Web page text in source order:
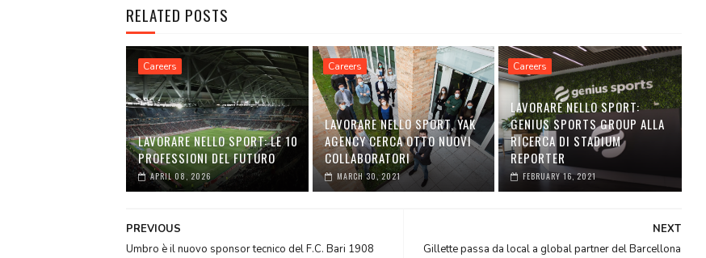
RELATED POSTS
Careers
LAVORARE NELLO SPORT: LE 10
PROFESSIONI DEL FUTURO
APRIL 08, 2026
Careers
LAVORARE NELLO SPORT, YAK
AGENCY CERCA OTTO NUOVI
COLLABORATORI
MARCH 30, 2021
Careers
LAVORARE NELLO SPORT:
GENIUS SPORTS GROUP ALLA
RICERCA DI STADIUM
REPORTER
FEBRUARY 16, 2021
NEXT
Gillette passa da local a global partner del Barcellona
PREVIOUS
Umbro è il nuovo sponsor tecnico del F.C. Bari 1908